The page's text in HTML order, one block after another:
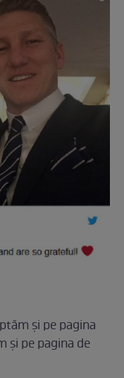
și pe pagina
şi pe pagina de